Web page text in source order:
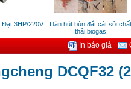
3HP/220V
Dàn hút bùn đất cát sỏi chất
thải biogas
In báo giá
DCQF32